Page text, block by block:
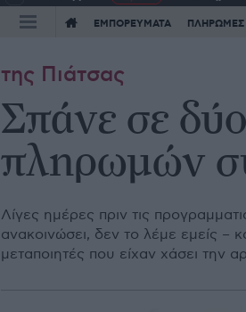
ΕΜΠΟΡΕΥΜΑΤΑ ΠΛΗΡΩΜΕΣ
της Πιάτσας
Σπάνε σε
πληρωμών
Λίγες ημέρες πριν τις
ανακοινώσει, δεν το λέμε εμείς –
μεταποιητές που είχαν χάσει την